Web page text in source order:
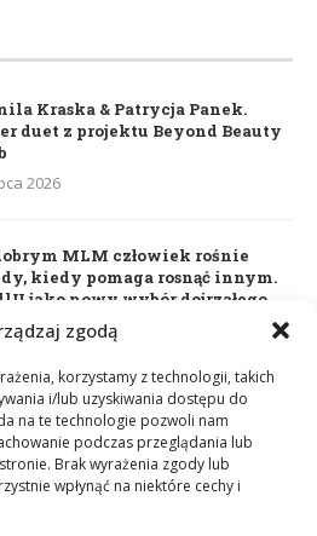
zgodą
korzystamy z technologii, takich
i/lub uzyskiwania dostępu do
na te technologie pozwoli nam
podczas przeglądania lub
Brak wyrażenia zgody lub
wpłynąć na niektóre cechy i
Kraska & Patrycja Panek.
duet z projektu Beyond Beauty
2026
MLM człowiek rośnie
kiedy pomaga rosnąć innym.
jako nowy wybór dojrzałego
Dudzik. Kocham Cię
2026